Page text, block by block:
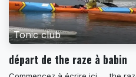
Tonic club
départ de the raze à babin